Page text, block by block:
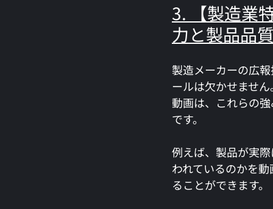
3. 【製造業
力と製品品
製造メーカーの広
ールは欠かせません
動画は、これらの
です。
例えば、製品が実
われているのかを
ることができます。